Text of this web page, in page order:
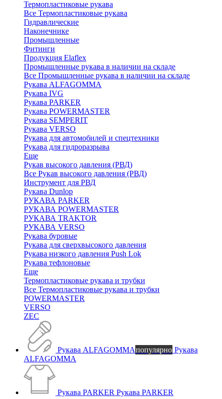
Термопластиковые рукава
Все Термопластиковые рукава
Гидравлические
Наконечнике
Промышленные
Фитинги
Продукция Elaflex
Промышленные рукава в наличии на складе
Все Промышленные рукава в наличии на складе
Рукава ALFAGOMMA
Рукава IVG
Рукава PARKER
Рукава POWERMASTER
Рукава SEMPERIT
Рукава VERSO
Рукава для автомобилей и спецтехники
Рукава для гидроразрыва
Еще
Рукав высокого давления (РВД)
Все Рукав высокого давления (РВД)
Инструмент для РВД
Рукава Dunlop
РУКАВА PARKER
РУКАВА POWERMASTER
РУКАВА TRAKTOR
РУКАВА VERSO
Рукава буровые
Рукава для сверхвысокого давления
Рукава низкого давления Push Lok
Рукава тефлоновые
Еще
Термопластиковые рукава и трубки
Все Термопластиковые рукава и трубки
POWERMASTER
VERSO
ZEC
Рукава ALFAGOMMAпопулярно Рукава
ALFAGOMMA
Рукава PARKER Рукава PARKER